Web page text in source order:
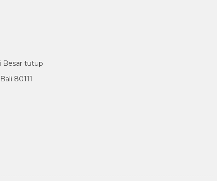
Besar tutup
80111